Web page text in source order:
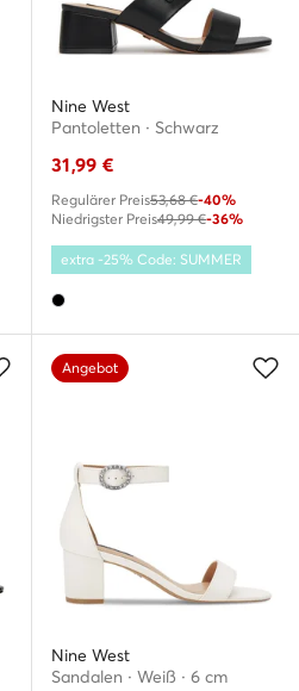
Nine West
Pantoletten · Schwarz
31,99 €
Regulärer Preis53,68 €-40%
Niedrigster Preis49,99 €-36%
extra -25% Code: SUMMER
Angebot
Nine West
Sandalen · Weiß · 6 cm